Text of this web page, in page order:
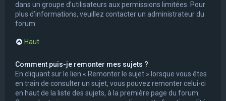
dans un groupe d’utilisateurs aux permissions limitées. Pour
plus d’informations, veuillez contacter un administrateur du
forum.
Haut
Comment puis-je remonter mes sujets ?
En cliquant sur le lien « Remonter le sujet » lorsque vous êtes
en train de consulter un sujet, vous pouvez remonter celui-ci
en haut de la liste des sujets, à la première page du forum.